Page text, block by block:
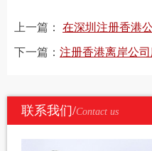
上一篇： 在深圳注册香港
下一篇： 注册香港离岸公
联系我们/Contact us